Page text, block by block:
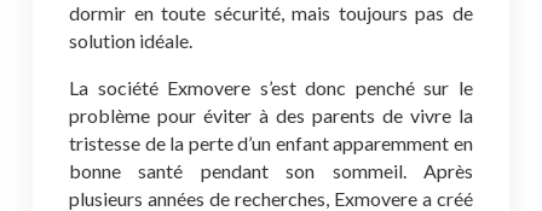
dormir en toute sécurité, mais toujours pas de
solution idéale.
La société Exmovere s’est donc penché sur le
problème pour éviter à des parents de vivre la
tristesse de la perte d’un enfant apparemment en
bonne santé pendant son sommeil. Après
plusieurs années de recherches, Exmovere a créé